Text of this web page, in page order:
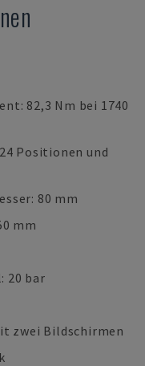
82,3 Nm bei 1740
Positionen und
80 mm
mm
20 bar
zwei Bildschirmen